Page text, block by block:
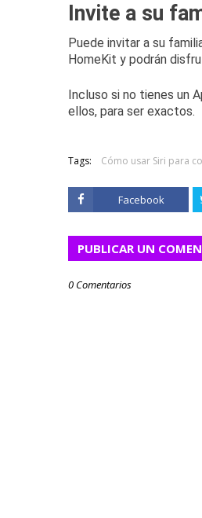
Invite a su
Puede invitar a su
HomeKit y podrán
Incluso si no tienes un
ellos, para ser exactos.
Tags: Cómo usar Siri para
Facebook
PUBLICAR UN
0 Comentarios